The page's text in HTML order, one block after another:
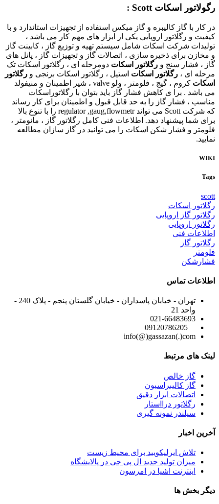
رگولاتور اسکات Scott :
در کار با گاز کالیبره و گاز میکس استفاده از تجهیزات استاندارد و با
کیفیت و رگلاتور اروپایی یکی از ابزار های مهم کار می باشد ،
تولیدات شرکت اسکات شامل سیستم تهیه و توزیع گاز ، کابینت گاز
و مخازن برای ذخیره سازی ، اتصالات گاز و تجهیزات گاز ، پانل های
گاز ، فشار سنج و رگلاتور اسکات دومرحله ای ، رگلاتور اسکات تک
مرحله ای ، رگلاتور اسکات استیل ، رگلاتور اسکات برنجی و رگلاتور
اسکات
کروم ، گیج ، فلومتر ، ولو valve ، شیر اطمینان و منیفولد
می باشد . برا ی کاهش فشار گاز باید بتوان با رگلاتوراسکات
مناسب ، فشار گاز را به حد قابل قبول و اطمینان برای کار رساند
که شرکت Scott می تواند regulator ,gaug,flowmetr را با تنوع بالا
برای شما پیشنهاد دهد. اطلاعات فنی کامل رگلاتور گاز ، مانومتر ،
فلومتر و فشار شکن اسکات را می توانید در گاز سازان مطالعه
نمایید.
WIKI
Tags
scott
رگلاتور اسکات
رگلاتور گاز اروپایی
رگلاتور اروپایی
اطلاعات فنی
رگلاتور گاز
فلومتر
فشارشکن
اطلاعات تماس
تهران - خیابان پاسداران - خیابان گلستان پنجم - پلاک 240 -
واحد 21
021-66483693
info(@)gassazan(.)com
لینک های مرتبط
گاز خالص
گاز کالیبراسیون
اتصالات ابزار دقیق
رگلاتور درااستار
سیلندر نمونه گیری
آخرین اخبار
تلاش ایرلیکویید برای محیط زیست
میزان تولید جدید ال پی جی در پالایشگاه
اینترنت اشیا در امرسون
دیگر بخش ها